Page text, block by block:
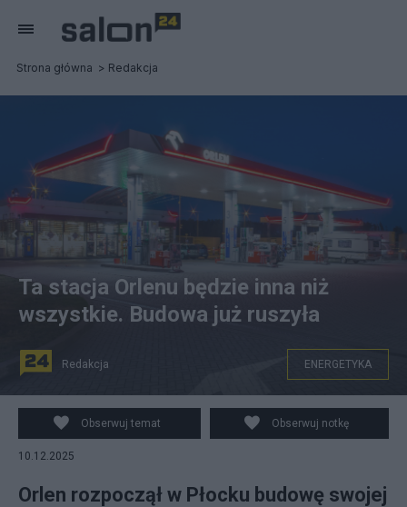
Strona główna Redakcja
na zdjęciu: stacja paliw Grupy ORLEN. fot. materiały
prasowe
Ta stacja Orlenu będzie inna niż
wszystkie. Budowa już ruszyła
Redakcja ENERGETYKA
Obserwuj temat Obserwuj notkę
10.12.2025
Orlen rozpoczął w Płocku budowę swojej